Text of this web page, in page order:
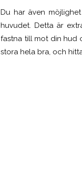
Du har även
huvudet. Detta är
fastna till mot din hud
stora hela bra, och